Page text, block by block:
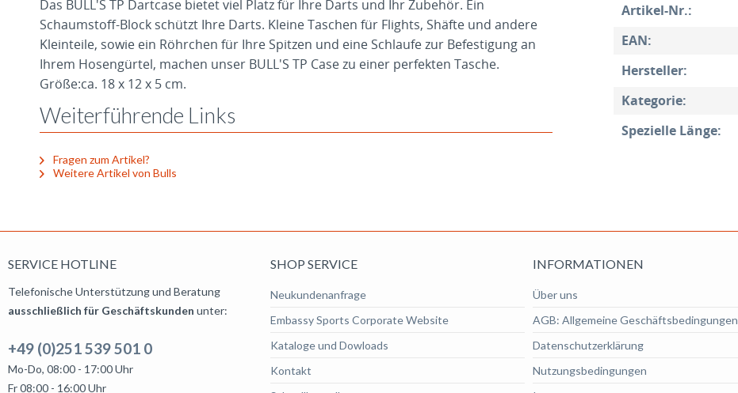
Das BULL'S TP Dartcase bietet viel Platz für Ihre Darts und Ihr Zubehör. Ein
Schaumstoff-Block schützt Ihre Darts. Kleine Taschen für Flights, Shäfte und andere
Kleinteile, sowie ein Röhrchen für Ihre Spitzen und eine Schlaufe zur Befestigung an
Ihrem Hosengürtel, machen unser BULL'S TP Case zu einer perfekten Tasche.
Größe:ca. 18 x 12 x 5 cm.
Weiterführende Links
Fragen zum Artikel?
Weitere Artikel von Bulls
Artikel-Nr.:
EAN:
Hersteller:
Kategorie:
Spezielle Länge:
SERVICE HOTLINE
Telefonische Unterstützung und Beratung
ausschließlich für Geschäftskunden unter:
+49 (0)251 539 501 0
Mo-Do, 08:00 - 17:00 Uhr
Fr 08:00 - 16:00 Uhr
SHOP SERVICE
Neukundenanfrage
Embassy Sports Corporate Website
Kataloge und Dowloads
Kontakt
INFORMATIONEN
Über uns
AGB: Allgemeine Geschäftsbedingungen
Datenschutzerklärung
Nutzungsbedingungen